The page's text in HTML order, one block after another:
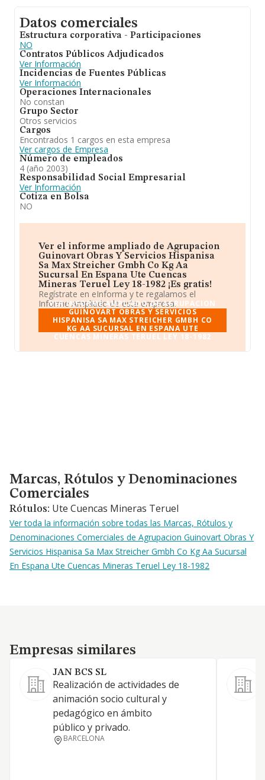
Datos comerciales
Estructura corporativa - Participaciones
NO
Contratos Públicos Adjudicados
Ver Información
Incidencias de Fuentes Públicas
Ver Información
Operaciones Internacionales
No constan
Grupo Sector
Otros servicios
Cargos
Encontrados 1 cargos en esta empresa
Ver cargos de Empresa
Número de empleados
4 (año 2003)
Responsabilidad Social Empresarial
Ver Información
Cotiza en Bolsa
NO
Ver el informe ampliado de Agrupacion
Guinovart Obras Y Servicios Hispanisa
Sa Max Streicher Gmbh Co Kg Aa
Sucursal En Espana Ute Cuencas
Mineras Teruel Ley 18-1982 ¡Es gratis!
Regístrate en eInforma y te regalamos el
Informe Ampliado de esta empresa.
VER INFORME AMPLIADO DE AGRUPACION
GUINOVART OBRAS Y SERVICIOS
HISPANISA SA MAX STREICHER GMBH CO
KG AA SUCURSAL EN ESPANA UTE
CUENCAS MINERAS TERUEL LEY 18-1982
Marcas, Rótulos y Denominaciones Comerciales
Marcas, Rótulos y Denominaciones
Comerciales
Rótulos: Ute Cuencas Mineras Teruel
Ver toda la información sobre todas las Marcas, Rótulos y
Denominaciones Comerciales de Agrupacion Guinovart Obras Y
Servicios Hispanisa Sa Max Streicher Gmbh Co Kg Aa Sucursal
En Espana Ute Cuencas Mineras Teruel Ley 18-1982
Empresas similares
Empresas similares
JAN BCS SL
Realización de actividades de
animación socio cultural y
pedagógico en ámbito
público y privado.
BARCELONA